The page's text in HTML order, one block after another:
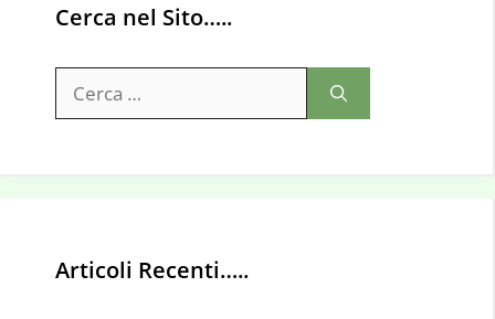
Cerca nel Sito…..
per:
Articoli Recenti…..